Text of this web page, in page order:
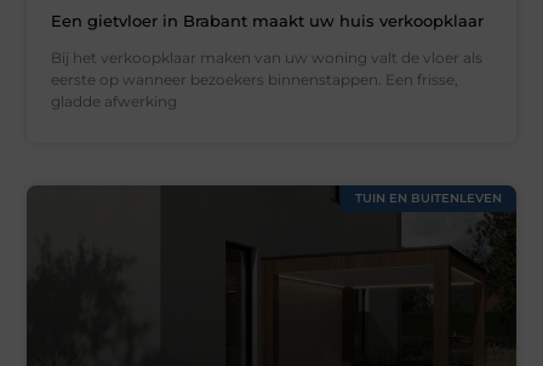
Een gietvloer in Brabant maakt uw huis verkoopklaar
Bij het verkoopklaar maken van uw woning valt de vloer als
eerste op wanneer bezoekers binnenstappen. Een frisse,
gladde afwerking
TUIN EN BUITENLEVEN